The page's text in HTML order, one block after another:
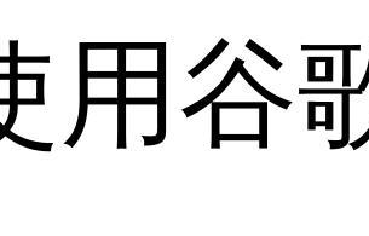
用谷